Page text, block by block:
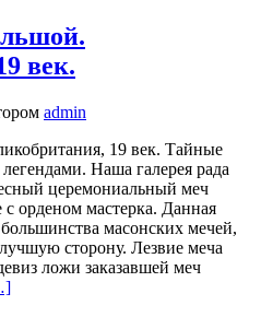
век.
admin
19 век. Тайные
Наша галерея рада
церемониальный меч
орденом мастерка. Данная
масонских мечей,
сторону. Лезвие меча
ложи заказавшей меч